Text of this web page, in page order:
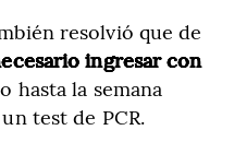
resolvió que de
ingresar con
hasta la semana
test de PCR.